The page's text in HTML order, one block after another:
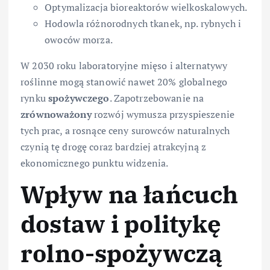
Optymalizacja bioreaktorów wielkoskalowych.
Hodowla różnorodnych tkanek, np. rybnych i
owoców morza.
W 2030 roku laboratoryjne mięso i alternatywy
roślinne mogą stanowić nawet 20% globalnego
rynkuspożywczego. Zapotrzebowanie na
zrównoważonyrozwój wymusza przyspieszenie
tych prac, a rosnące ceny surowców naturalnych
czynią tę drogę coraz bardziej atrakcyjną z
ekonomicznego punktu widzenia.
Wpływ na łańcuch
dostaw i politykę
rolno-spożywczą